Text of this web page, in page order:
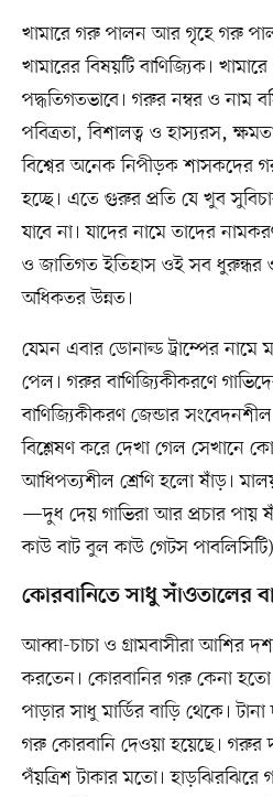
খামারে গরু পালন আর গৃহে গরু
খামারের বিষয়টি বাণিজ্যিক।
পদ্ধতিগতভাবে। গরুর নম্বর ও নাম
পবিত্রতা, বিশালত্ব ও হাস্যরস,
বিশ্বের অনেক নিপীড়ক শাসকদের
হচ্ছে। এতে গুরুর প্রতি যে খুব
যাবে না। যাদের নামে তাদের
ও জাতিগত ইতিহাস ওই সব ধুরুন্ধর
অধিকতর উন্নত।
যেমন এবার ডোনাল্ড ট্রাম্পের নামে
পেল। গরুর বাণিজ্যিকীকরণে
বাণিজ্যিকীকরণ জেন্ডার
বিশ্লেষণ করে দেখা গেল সেখানে
আধিপত্যশীল শ্রেণি হলো ষাঁড়।
—দুধ দেয় গাভিরা আর প্রচার পায়
কাউ বাট বুল কাউ গেটস
কোরবানিতে সাধু সাঁওতালের
আব্বা-চাচা ও গ্রামবাসীরা আশির
করতেন। কোরবানির গরু কেনা
পাড়ার সাধু মার্ডির বাড়ি থেকে।
গরু কোরবানি দেওয়া হয়েছে। গরুর
পঁয়ত্রিশ টাকার মতো। হাড়ঝিরঝিরে